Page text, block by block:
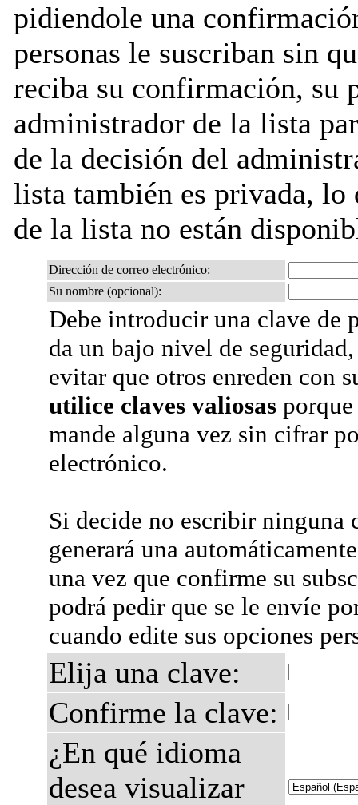
pidiendole una
personas le suscriban sin
reciba su confirmación, su
administrador de la lista
de la decisión del
lista también es privada,
de la lista no están
Dirección de correo electrónico:
Su nombre (opcional):
Debe introducir una clave de
da un bajo nivel de
evitar que otros enreden con
utilice claves valiosas
mande alguna vez sin cifrar
electrónico.
Si decide no escribir ninguna
generará una
una vez que confirme su
podrá pedir que se le envíe
cuando edite sus opciones
Elija una clave:
Confirme la clave:
¿En qué idioma
desea visualizar